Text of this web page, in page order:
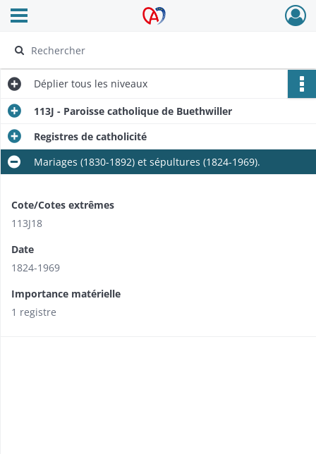
Archives Alsace - Colmar
Ouvrir le menu déroulant
Déplier tous les niveaux
113J - Paroisse catholique de Buethwiller
Registres de catholicité
Mariages (1830-1892) et sépultures (1824-1969).
Cote/Cotes extrêmes
113J18
Date
1824-1969
Importance matérielle
1 registre